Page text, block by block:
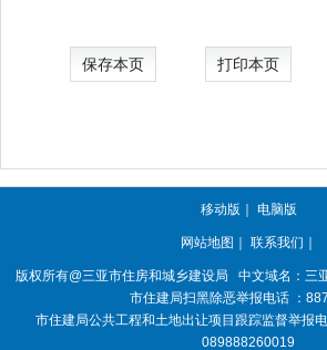
保存本页 打印本页
移动版 ｜ 电脑版
网站地图 ｜ 联系我们 ｜
版权所有@三亚市住房和城乡建设局
中文域名：三
市住建局扫黑除恶举报电话 ：
市住建局公共工程和土地出让项目跟踪监督举报
089888260019